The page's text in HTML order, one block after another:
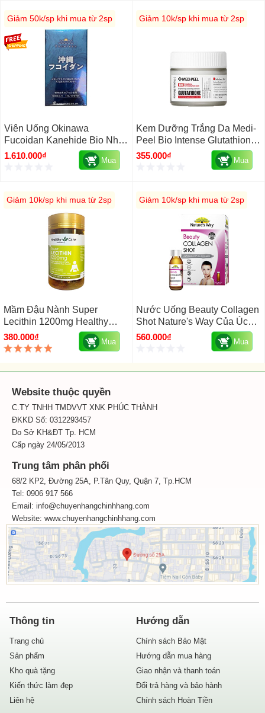
Giảm 50k/sp khi mua từ 2sp
Viên Uống Okinawa
Fucoidan Kanehide Bio Nhật
Bản
1.610.000₫ Mua
Giảm 10k/sp khi mua từ 2sp
Kem Dưỡng Trắng Da Medi-
Peel Bio Intense Glutathione
White Hàn Quốc 50g
355.000₫ Mua
Giảm 10k/sp khi mua từ 2sp
Mầm Đậu Nành Super
Lecithin 1200mg Healthy
Care Úc 100 Viên
380.000₫ Mua
Giảm 10k/sp khi mua từ 2sp
Nước Uống Beauty Collagen
Shot Nature's Way Của Úc
Hộp 10 Chai X 50ml
560.000₫ Mua
Website thuộc quyền
C.TY TNHH TMDVVT XNK PHÚC THÀNH
ĐKKD Số: 0312293457
Do Sở KH&ĐT Tp. HCM
Cấp ngày 24/05/2013
Trung tâm phân phối
68/2 KP2, Đường 25A, P.Tân Quy, Quận 7, Tp.HCM
Tel: 0906 917 566
Email: info@chuyenhangchinhhang.com
Website: www.chuyenhangchinhhang.com
Thông tin
Trang chủ
Sản phẩm
Kho quà tặng
Kiến thức làm đẹp
Liên hệ
Hướng dẫn
Chính sách Bảo Mật
Hướng dẫn mua hàng
Giao nhận và thanh toán
Đổi trả hàng và bảo hành
Chính sách Hoàn Tiền